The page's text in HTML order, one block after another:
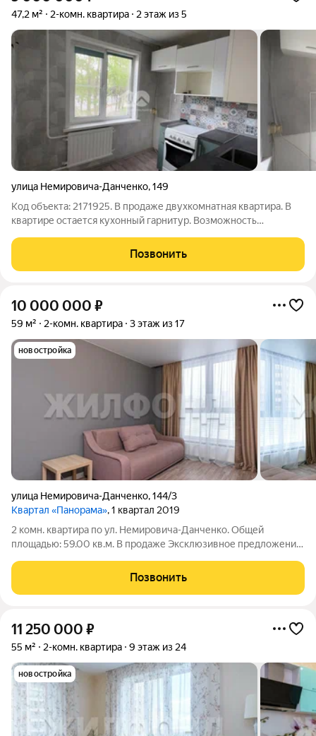
47,2 м² 2-комн. квартира 2 этаж из 5
улица Немировича-Данченко,149
Код объекта: 2171925. В продаже двухкомнатная квартира. В
квартире остается кухонный гарнитур. Возможность
ремонт). Дом находится в районе с развитой
инфраструктурой, что делает его особенно
Позвонить
10 000 000 ₽
59 м² 2-комн. квартира 3 этаж из 17
новостройка
улица Немировича-Данченко,144/3
Квартал «Панорама», 1 квартал 2019
2 комн. квартира по ул. Немировича-Данченко. Общей
площадью: 59.00 кв.м. В продаже Эксклюзивное предложение
Панорама! В доме отсутствуют пыль и шум за счет
современной шумо- и теплоизоляции, а
Позвонить
11 250 000 ₽
55 м² 2-комн. квартира 9 этаж из 24
новостройка